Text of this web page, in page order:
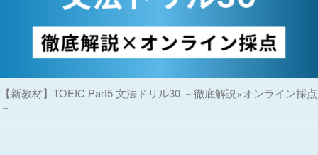
【新教材】TOEIC Part5 文法ドリル30 －徹底解説×オンライン採点
－